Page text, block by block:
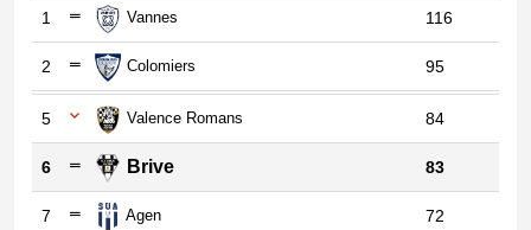
1 Vannes 116
2 Colomiers 95
5 Valence Romans 84
6 Brive 83
7 Agen 72